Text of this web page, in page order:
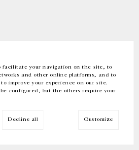
facilitate your navigation on the site, to
and other online platforms, and to
improve your experience on our site.
configured, but the others require your
Decline all Customize
Instagram